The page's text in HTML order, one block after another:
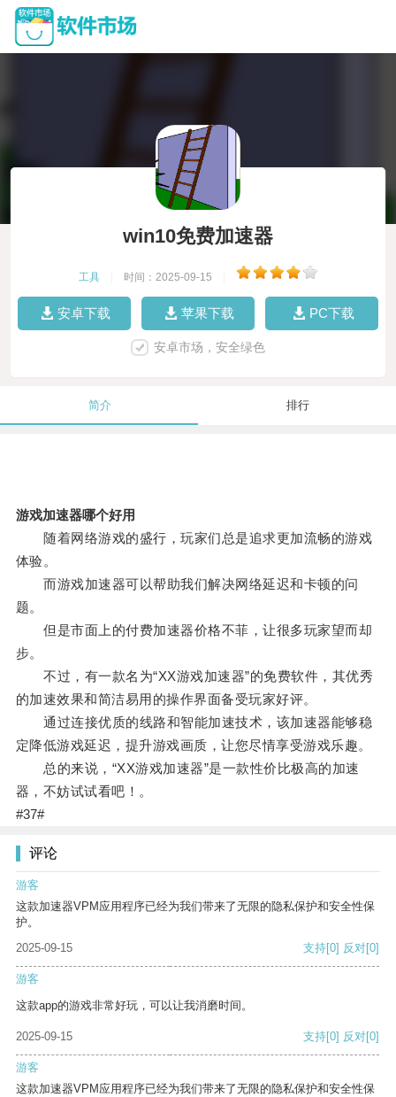
win10免费加速器
工具 时间：2025-09-15
安卓下载 苹果下载 PC下载
安卓市场，安全绿色
简介 排行
游戏加速器哪个好用
随着网络游戏的盛行，玩家们总是追求更加流畅的游戏
体验。
而游戏加速器可以帮助我们解决网络延迟和卡顿的问
题。
但是市面上的付费加速器价格不菲，让很多玩家望而却
步。
不过，有一款名为“XX游戏加速器”的免费软件，其优秀
的加速效果和简洁易用的操作界面备受玩家好评。
通过连接优质的线路和智能加速技术，该加速器能够稳
定降低游戏延迟，提升游戏画质，让您尽情享受游戏乐趣。
总的来说，“XX游戏加速器”是一款性价比极高的加速
器，不妨试试看吧！。
#37#
评论
游客
这款加速器VPM应用程序已经为我们带来了无限的隐私保护和安全性保
护。
2025-09-15
支持[0] 反对[0]
游客
这款app的游戏非常好玩，可以让我消磨时间。
2025-09-15 支持[0] 反对[0]
游客
这款加速器VPM应用程序已经为我们带来了无限的隐私保护和安全性保